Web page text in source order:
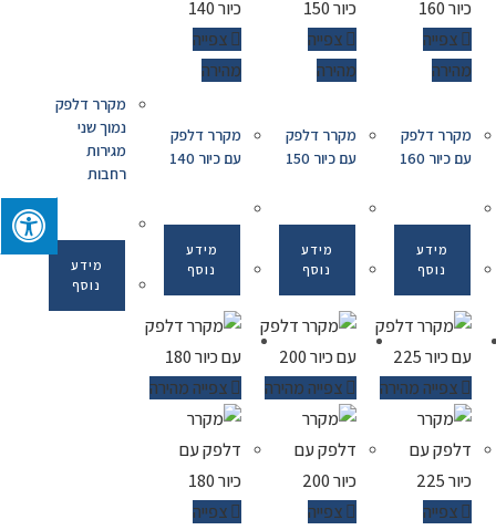
מקרר דלפק
נמוך שני
מגירות
רחבות
מידע
נוסף
צפייה
מהירה
מקרר דלפק
עם כיור 140
מידע
נוסף
צפייה
מהירה
מקרר דלפק
עם כיור 150
מידע
נוסף
צפייה
מהירה
מקרר דלפק
עם כיור 160
מידע
נוסף
צפייה מהירה
צפייה
צפייה מהירה
צפייה
צפייה מהירה
צפייה